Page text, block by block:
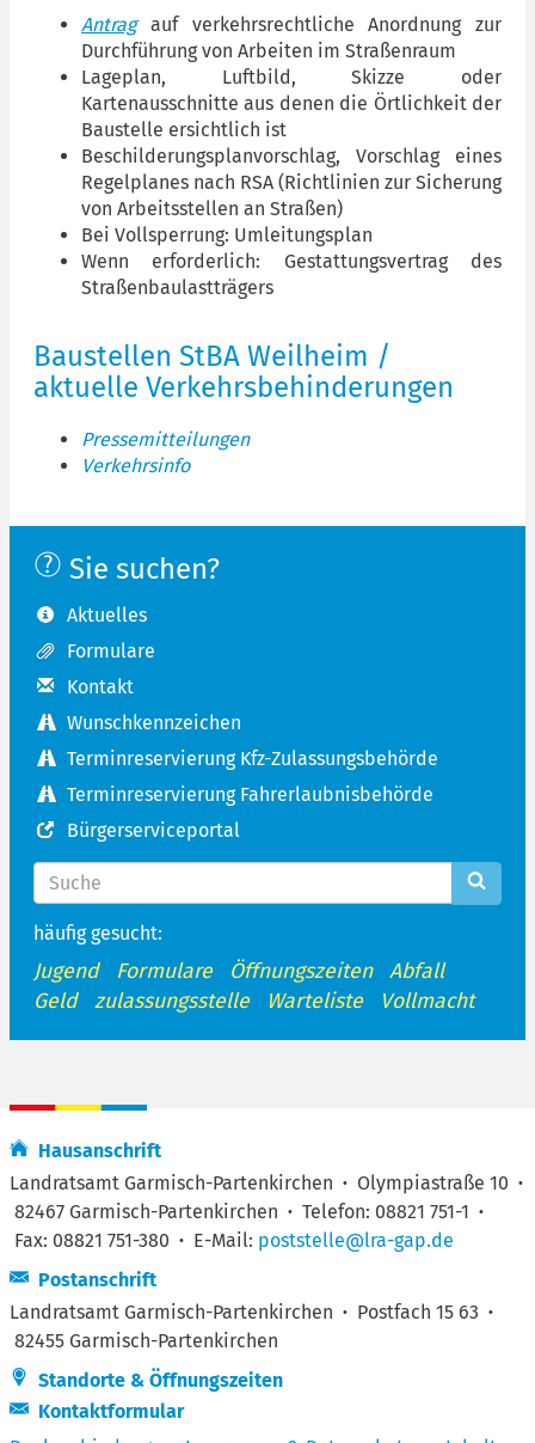
Antragauf verkehrsrechtliche Anordnung zur
Durchführung von Arbeiten im Straßenraum
Lageplan, Luftbild, Skizze oder
Kartenausschnitte aus denen die Örtlichkeit der
Baustelle ersichtlich ist
Beschilderungsplanvorschlag, Vorschlag eines
Regelplanes nach RSA (Richtlinien zur Sicherung
von Arbeitsstellen an Straßen)
Bei Vollsperrung: Umleitungsplan
Wenn erforderlich: Gestattungsvertrag des
Straßenbaulastträgers
Baustellen StBA Weilheim /
aktuelle Verkehrsbehinderungen
Pressemitteilungen
Verkehrsinfo
Sie suchen?
Aktuelles
Formulare
Kontakt
Wunschkennzeichen
Terminreservierung Kfz-Zulassungsbehörde
Terminreservierung Fahrerlaubnisbehörde
Bürgerserviceportal
häufig gesucht:
Jugend Formulare Öffnungszeiten
Abfall
Geld
zulassungsstelle Warteliste Vollmacht
Hausanschrift
Landratsamt Garmisch-Partenkirchen · Olympiastraße 10 ·
82467 Garmisch-Partenkirchen · Telefon: 08821 751-1 ·
Fax: 08821 751-380 · E-Mail: poststelle@lra-gap.de
Postanschrift
Landratsamt Garmisch-Partenkirchen · Postfach 15 63 ·
82455 Garmisch-Partenkirchen
Standorte & Öffnungszeiten
Kontaktformular